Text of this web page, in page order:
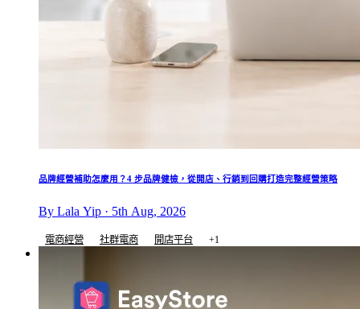
品牌經營補助怎麼用？4 步品牌健檢，從開店、行銷到回購打造完整經營策略
By Lala Yip · 5th Aug, 2026
電商經營 社群電商 開店平台 +1